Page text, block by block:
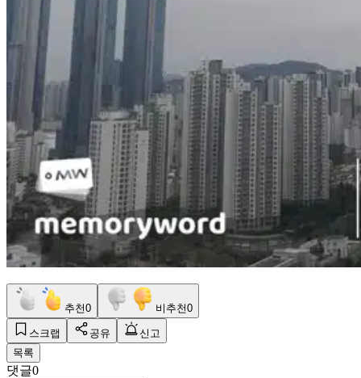
추천0 비추천0
스크랩 공유
신고
목록
댓글0